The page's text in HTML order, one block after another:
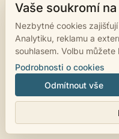
Vaše soukromí
Nezbytné cookies
Analytiku, reklamu a
souhlasem. Volbu
Podrobnosti o cookies
Odmítnout vše